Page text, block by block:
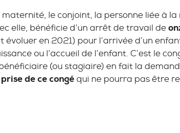
le conjoint, la personne liée à
elle, bénéficie d’un arrêt de travail de
en 2021) pour l’arrivée d’un
ou l’accueil de l’enfant. C’est le
(ou stagiaire) en fait la
de ce congéqui ne pourra pas être